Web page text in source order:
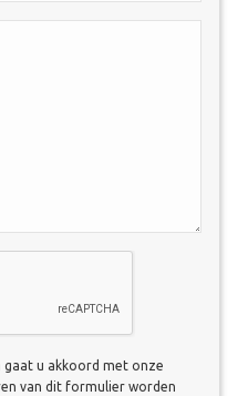
u akkoord met onze
van dit formulier worden